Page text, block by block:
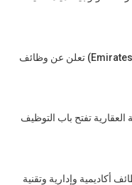
مجموعة طيران الإمارات (Emirates) تعلن عن وظائف
تفتح باب التوظيف
أكاديمية وإدارية وتقنية